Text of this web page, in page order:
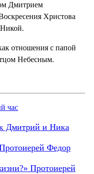
Дмитрием
Христова
Никой.
отношения с папой
Небесным.
час
Дмитрий и Ника
Федор
Протоиерей